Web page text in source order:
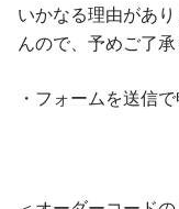
いかなる理由があ
んので、予めご了承
・フォームを送信